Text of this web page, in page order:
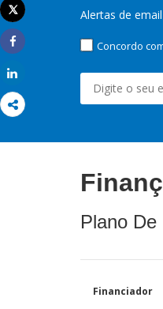
Imprimir
Tweet
Share
Alertas de
Concordo
Plano
Financiador